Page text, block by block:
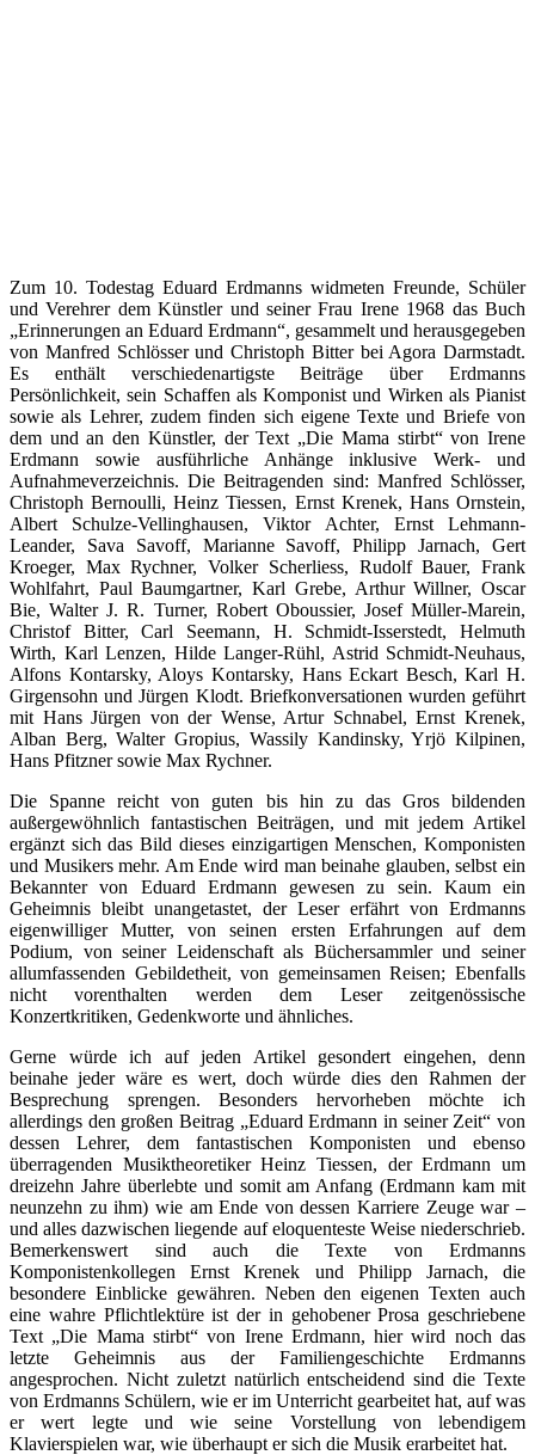
Zum 10. Todestag Eduard Erdmanns widmeten Freunde, Schüler
und Verehrer dem Künstler und seiner Frau Irene 1968 das Buch
„Erinnerungen an Eduard Erdmann“, gesammelt und herausgegeben
von Manfred Schlösser und Christoph Bitter bei Agora Darmstadt.
Es enthält verschiedenartigste Beiträge über Erdmanns
Persönlichkeit, sein Schaffen als Komponist und Wirken als Pianist
sowie als Lehrer, zudem finden sich eigene Texte und Briefe von
dem und an den Künstler, der Text „Die Mama stirbt“ von Irene
Erdmann sowie ausführliche Anhänge inklusive Werk- und
Aufnahmeverzeichnis. Die Beitragenden sind: Manfred Schlösser,
Christoph Bernoulli, Heinz Tiessen, Ernst Krenek, Hans Ornstein,
Albert Schulze-Vellinghausen, Viktor Achter, Ernst Lehmann-
Leander, Sava Savoff, Marianne Savoff, Philipp Jarnach, Gert
Kroeger, Max Rychner, Volker Scherliess, Rudolf Bauer, Frank
Wohlfahrt, Paul Baumgartner, Karl Grebe, Arthur Willner, Oscar
Bie, Walter J. R. Turner, Robert Oboussier, Josef Müller-Marein,
Christof Bitter, Carl Seemann, H. Schmidt-Isserstedt, Helmuth
Wirth, Karl Lenzen, Hilde Langer-Rühl, Astrid Schmidt-Neuhaus,
Alfons Kontarsky, Aloys Kontarsky, Hans Eckart Besch, Karl H.
Girgensohn und Jürgen Klodt. Briefkonversationen wurden geführt
mit Hans Jürgen von der Wense, Artur Schnabel, Ernst Krenek,
Alban Berg, Walter Gropius, Wassily Kandinsky, Yrjö Kilpinen,
Hans Pfitzner sowie Max Rychner.
Die Spanne reicht von guten bis hin zu das Gros bildenden
außergewöhnlich fantastischen Beiträgen, und mit jedem Artikel
ergänzt sich das Bild dieses einzigartigen Menschen, Komponisten
und Musikers mehr. Am Ende wird man beinahe glauben, selbst ein
Bekannter von Eduard Erdmann gewesen zu sein. Kaum ein
Geheimnis bleibt unangetastet, der Leser erfährt von Erdmanns
eigenwilliger Mutter, von seinen ersten Erfahrungen auf dem
Podium, von seiner Leidenschaft als Büchersammler und seiner
allumfassenden Gebildetheit, von gemeinsamen Reisen; Ebenfalls
nicht vorenthalten werden dem Leser zeitgenössische
Konzertkritiken, Gedenkworte und ähnliches.
Gerne würde ich auf jeden Artikel gesondert eingehen, denn
beinahe jeder wäre es wert, doch würde dies den Rahmen der
Besprechung sprengen. Besonders hervorheben möchte ich
allerdings den großen Beitrag „Eduard Erdmann in seiner Zeit“ von
dessen Lehrer, dem fantastischen Komponisten und ebenso
überragenden Musiktheoretiker Heinz Tiessen, der Erdmann um
dreizehn Jahre überlebte und somit am Anfang (Erdmann kam mit
neunzehn zu ihm) wie am Ende von dessen Karriere Zeuge war –
und alles dazwischen liegende auf eloquenteste Weise niederschrieb.
Bemerkenswert sind auch die Texte von Erdmanns
Komponistenkollegen Ernst Krenek und Philipp Jarnach, die
besondere Einblicke gewähren. Neben den eigenen Texten auch
eine wahre Pflichtlektüre ist der in gehobener Prosa geschriebene
Text „Die Mama stirbt“ von Irene Erdmann, hier wird noch das
letzte Geheimnis aus der Familiengeschichte Erdmanns
angesprochen. Nicht zuletzt natürlich entscheidend sind die Texte
von Erdmanns Schülern, wie er im Unterricht gearbeitet hat, auf was
er wert legte und wie seine Vorstellung von lebendigem
Klavierspielen war, wie überhaupt er sich die Musik erarbeitet hat.